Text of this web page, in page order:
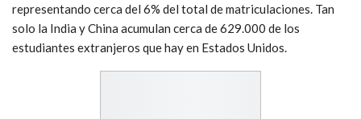
representando cerca del 6% del total de matriculaciones. Tan
solo la India y China acumulan cerca de 629.000 de los
estudiantes extranjeros que hay en Estados Unidos.